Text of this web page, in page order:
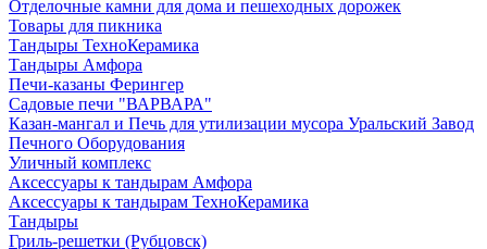
Отделочные камни для дома и пешеходных дорожек
Товары для пикника
Тандыры ТехноКерамика
Тандыры Амфора
Печи-казаны Ферингер
Садовые печи "ВАРВАРА"
Казан-мангал и Печь для утилизации мусора Уральский Завод
Печного Оборудования
Уличный комплекс
Аксессуары к тандырам Амфора
Аксессуары к тандырам ТехноКерамика
Тандыры
Гриль-решетки (Рубцовск)